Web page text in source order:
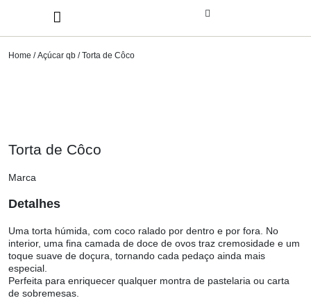
Home /Açúcar qb / Torta de Côco
Torta de Côco
Marca
Detalhes
Uma torta húmida, com coco ralado por dentro e por fora. No
interior, uma fina camada de doce de ovos traz cremosidade e um
toque suave de doçura, tornando cada pedaço ainda mais
especial.
Perfeita para enriquecer qualquer montra de pastelaria ou carta
de sobremesas.